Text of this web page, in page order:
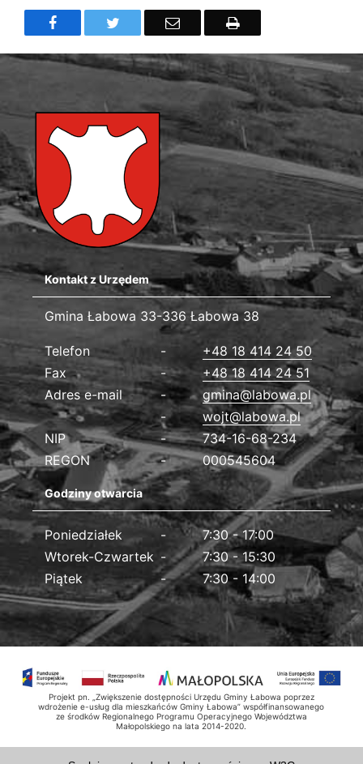
FacebookTwitter Email Drukuj
Kontakt z Urzędem
Gmina Łabowa
Gmina Łabowa 33-336 Łabowa 38
Dane kontaktowe
Telefon
+48 18 414 24 50
Fax
+48 18 414 24 51
Adres e-mail
gmina@labowa.pl
wojt@labowa.pl
NIP
734-16-68-234
REGON
000545604
Godziny otwarcia
Poniedziałek
7:30 - 17:00
Wtorek-Czwartek
7:30 - 15:30
Piątek
7:30 - 14:00
Projekt pn. „Zwiększenie dostępności Urzędu Gminy Łabowa poprzez
wdrożenie e-usług dla mieszkańców Gminy Łabowa” współfinansowanego
ze środków Regionalnego Programu Operacyjnego Województwa
Małopolskiego na lata 2014-2020.